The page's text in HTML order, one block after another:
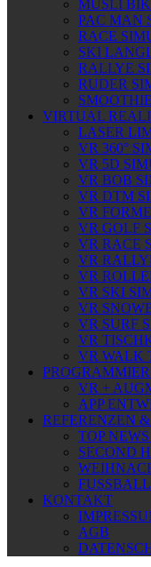
MÜSLI
PAC MAN
RACE
SKI
RALLYE
RUDER
VIRTUAL
LASER
VR 360°
VR 5D
VR BOB
VR DTM
VR
VR GOLF
VR RACE
VR
VR
VR SKI
VR
VR SURF
VR
VR WALK
VR +
APP
REFERENZEN
TOP
SECOND
KONTAKT
AGB